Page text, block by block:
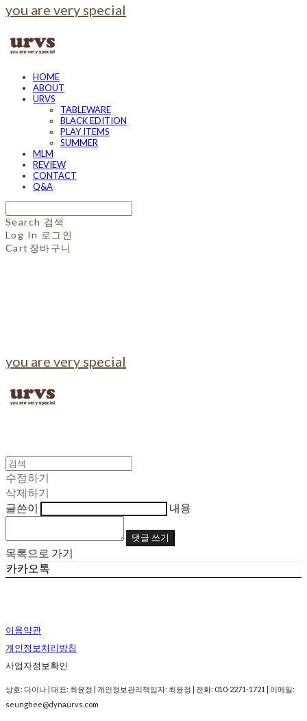
you are very special
HOME
ABOUT
URVS
TABLEWARE
BLACK EDITION
PLAY ITEMS
SUMMER
MLM
REVIEW
CONTACT
Q&A
Search 검색
Log In 로그인
Cart 장바구니
you are very special
수정하기
삭제하기
글쓴이
내용
댓글 쓰기
목록으로 가기
카카오톡
이용약관
개인정보처리방침
사업자정보확인
상호: 다이나 | 대표: 최윤정 | 개인정보관리책임자: 최윤정 | 전화: 010-2271-1721 | 이메일:
seunghee@dynaurvs.com